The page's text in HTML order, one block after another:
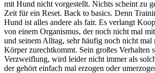
mit Hund nicht vorgestellt. Nichts scheint zu
Zeit für ein Reset. Back to basics. Denn
Hund ist alles andere als fair. Es verlangt
von einem Organismus, der noch nicht mal
und seinem Alltag, sehr häufig noch nicht mal
Körper zurechtkommt. Sein großes Verhalten
Verzweiflung, wird leider nicht immer als
der gehört einfach mal erzogen oder